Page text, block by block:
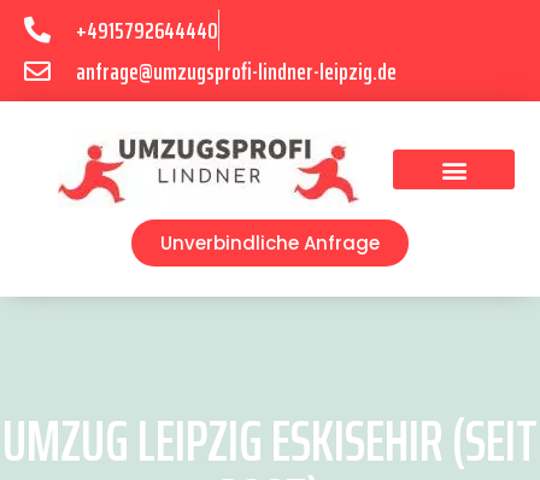
+4915792644440
anfrage@umzugsprofi-lindner-leipzig.de
Unverbindliche Anfrage
UMZUG LEIPZIG ESKISEHIR (SEIT